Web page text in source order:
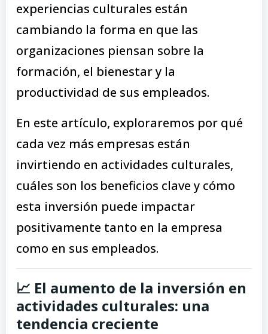
experiencias culturales están
cambiando la forma en que las
organizaciones piensan sobre la
formación, el bienestar y la
productividad de sus empleados.
En este artículo, exploraremos por qué
cada vez más empresas están
invirtiendo en actividades culturales,
cuáles son los beneficios clave y cómo
esta inversión puede impactar
positivamente tanto en la empresa
como en sus empleados.
📈 El aumento de la inversión en
actividades culturales: una
tendencia creciente